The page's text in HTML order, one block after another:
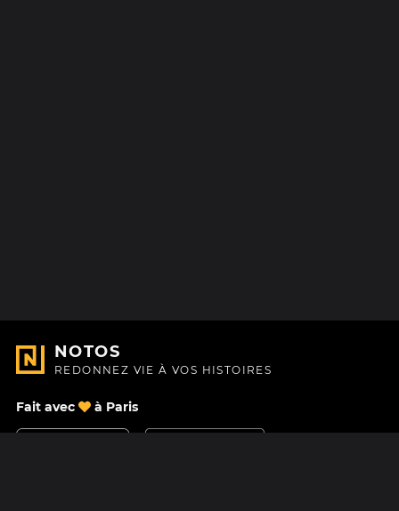
NOTOS
REDONNEZ VIE À VOS HISTOIRES
Fait avec à Paris